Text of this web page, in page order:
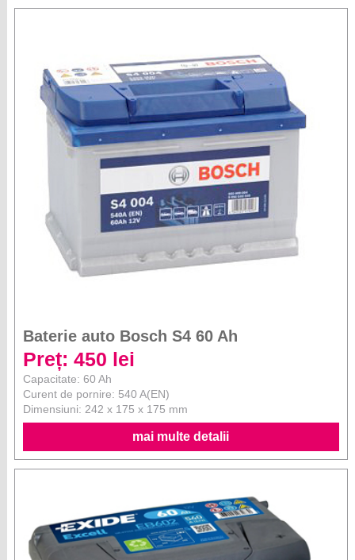
Baterie auto Bosch S4 60 Ah
Preț: 450 lei
Capacitate: 60 Ah
Curent de pornire: 540 A(EN)
Dimensiuni: 242 x 175 x 175 mm
mai multe detalii